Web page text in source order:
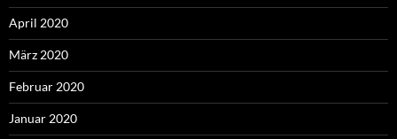
April 2020
März 2020
Februar 2020
Januar 2020